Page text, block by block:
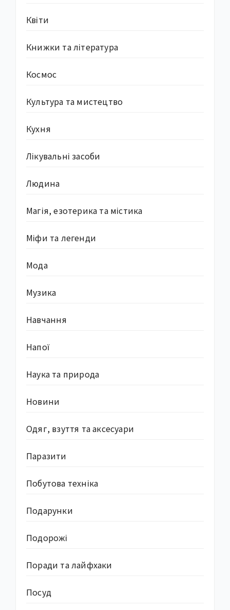
Квіти
Книжки та література
Космос
Культура та мистецтво
Кухня
Лікувальні засоби
Людина
Магія, езотерика та містика
Міфи та легенди
Мода
Музика
Навчання
Напої
Наука та природа
Новини
Одяг, взуття та аксесуари
Паразити
Побутова техніка
Подарунки
Подорожі
Поради та лайфхаки
Посуд